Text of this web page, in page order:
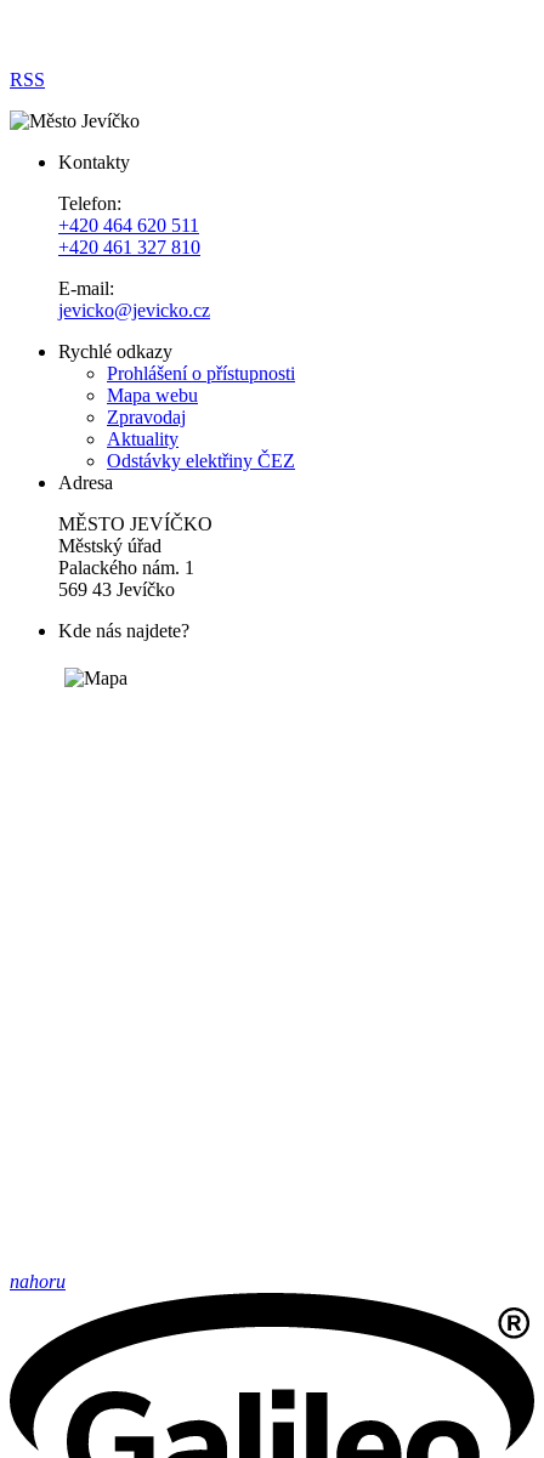
RSS
Kontakty
Telefon:
+420 464 620 511
+420 461 327 810
E-mail:
jevicko@jevicko.cz
Rychlé odkazy
Prohlášení o přístupnosti
Mapa webu
Zpravodaj
Aktuality
Odstávky elektřiny ČEZ
Adresa
MĚSTO JEVÍČKO
Městský úřad
Palackého nám. 1
569 43 Jevíčko
Kde nás najdete?
nahoru